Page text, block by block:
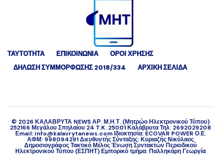
ΤΑΥΤΟΤΗΤΑ ΕΠΙΚΟΙΝΩΝΙΑ
ΟΡΟΙ ΧΡΗΣΗΣ
ΔΉΛΩΣΗ ΣΥΜΜΌΡΦΩΣΗΣ 2018/334
ΑΡΧΙΚΗ ΣΕΛΙΔΑ
© 2026 ΚΑΛΑΒΡΥΤΑ NEWS ΑΡ. Μ.Η.Τ. (Μητρώο Ηλεκτρονικού Τύπου)
252166 Μεγάλου Σπηλαίου 24 T.K. 25001 Καλάβρυτα Τηλ: 2692029208
Εmail: info@kalavrytanews.com Ιδιοκτησία: ECOVAR POWER Ο.Ε.
ΑΦΜ: 998094291 Διευθυντής Σύνταξης: Κυριαζής Νικόλαος
Δημοσιογράφος Τακτικό Μέλος Ένωση Συντακτών Περιοδικού
Ηλεκτρονικού Τύπου (ΕΣΠΗΤ) Εμπορικό τμήμα: Παλληκάρη Γεωργία